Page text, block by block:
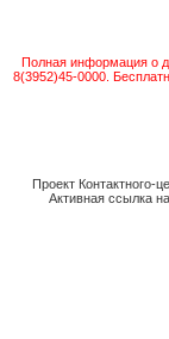
Полная информация о
8(3952)45-0000.
Проект Контактного-
Активная ссылка